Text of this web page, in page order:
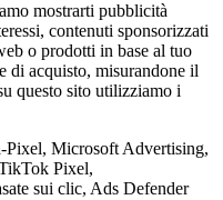
mostrarti pubblicità
contenuti sponsorizzati
o prodotti in base al tuo
di acquisto, misurandone il
questo sito utilizziamo i
Microsoft Advertising,
Pixel,
sui clic, Ads Defender